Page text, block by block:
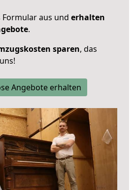
Formular aus und erhalten
.
sparen, das
Angebote erhalten